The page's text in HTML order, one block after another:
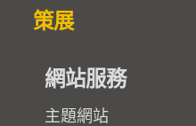
策展
網站服務
主題網站